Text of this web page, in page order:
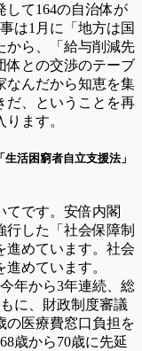
して164の自治体が
は1月に「地方は国
から、「給与削減先
体との交渉のテーブ
なんだから知恵を集
だ、ということを再
ます。
活困窮者自立支援法」
てです。安倍内閣
した「社会保障制
進めています。社会
めています。
年から3年連続、総
に、財政制度審議
の医療費窓口負担を
歳から70歳に先延